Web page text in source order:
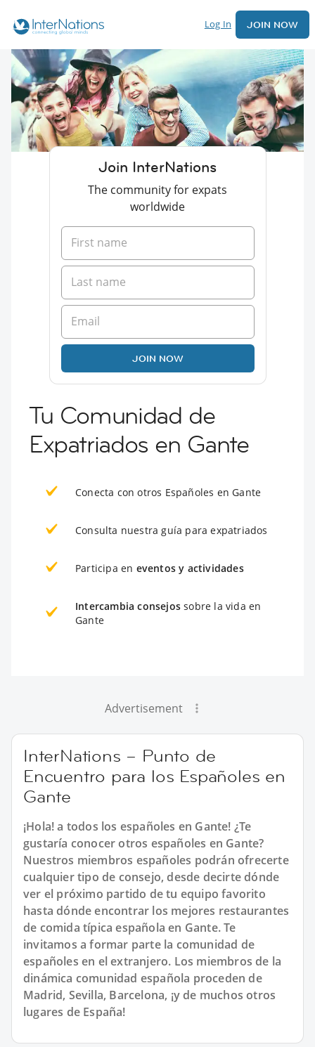
Log In JOIN NOW
Join InterNations
The community for expats
worldwide
JOIN NOW
Tu Comunidad de
Expatriados en Gante
Conecta con otros Españoles en Gante
Consulta nuestra guía para expatriados
Participa en eventos y actividades
Intercambia consejos sobre la vida en
Gante
Advertisement
InterNations – Punto de
Encuentro para los Españoles en
Gante
¡Hola! a todos los españoles en Gante! ¿Te
gustaría conocer otros españoles en Gante?
Nuestros miembros españoles podrán ofrecerte
cualquier tipo de consejo, desde decirte dónde
ver el próximo partido de tu equipo favorito
hasta dónde encontrar los mejores restaurantes
de comida típica española en Gante. Te
invitamos a formar parte la comunidad de
españoles en el extranjero. Los miembros de la
dinámica comunidad española proceden de
Madrid, Sevilla, Barcelona, ¡y de muchos otros
lugares de España!